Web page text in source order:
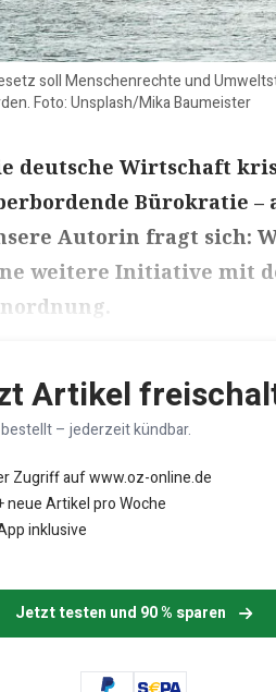
soll Menschenrechte und
Foto: Unsplash/Mika Baumeister
deutsche Wirtschaft
Bürokratie –
Autorin fragt sich:
weitere Initiative mit
Artikel
– jederzeit kündbar.
Zugriff auf www.oz-online.de
neue Artikel pro Woche
inklusive
Jetzt testen und 90 % sparen